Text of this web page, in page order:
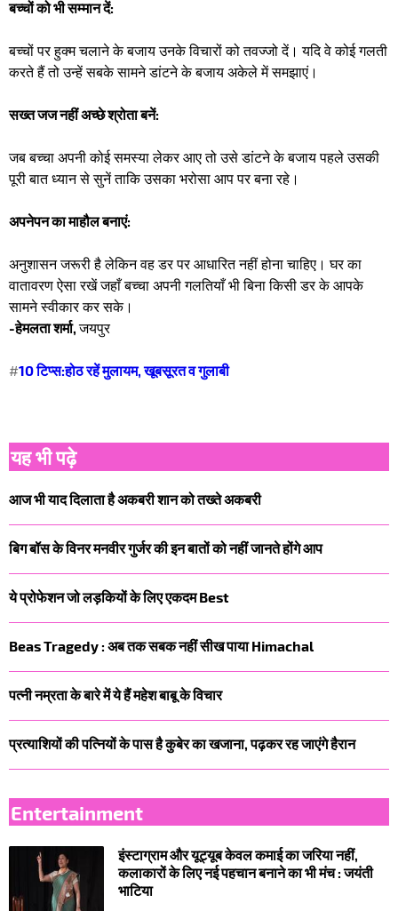
बच्चों को भी सम्मान दें:
बच्चों पर हुक्म चलाने के बजाय उनके विचारों को तवज्जो दें। यदि वे कोई गलती
करते हैं तो उन्हें सबके सामने डांटने के बजाय अकेले में समझाएं।
सख्त जज नहीं अच्छे श्रोता बनें:
जब बच्चा अपनी कोई समस्या लेकर आए तो उसे डांटने के बजाय पहले उसकी
पूरी बात ध्यान से सुनें ताकि उसका भरोसा आप पर बना रहे।
अपनेपन का माहौल बनाएं:
अनुशासन जरूरी है लेकिन वह डर पर आधारित नहीं होना चाहिए। घर का
वातावरण ऐसा रखें जहाँ बच्चा अपनी गलतियाँ भी बिना किसी डर के आपके
सामने स्वीकार कर सके।
-हेमलता शर्मा,जयपुर
#10 टिप्स:होठ रहें मुलायम, खूबसूरत व गुलाबी
यह भी पढ़े
आज भी याद दिलाता है अकबरी शान को तख्ते अकबरी
बिग बॉस के विनर मनवीर गुर्जर की इन बातों को नहीं जानते होंगे आप
ये प्रोफेशन जो लड़कियों के लिए एकदम Best
Beas Tragedy : अब तक सबक नहीं सीख पाया Himachal
पत्नी नम्रता के बारे में ये हैं महेश बाबू के विचार
प्रत्याशियों की पत्नियों के पास है कुबेर का खजाना, पढ़कर रह जाएंगे हैरान
Entertainment
इंस्टाग्राम और यूट्यूब केवल कमाई का जरिया नहीं,
कलाकारों के लिए नई पहचान बनाने का भी मंच : जयंती
भाटिया